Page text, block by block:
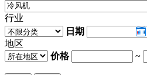
行业
日期
地区
价格
~